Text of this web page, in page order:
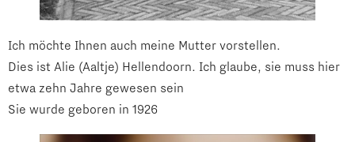
Ich möchte Ihnen auch meine Mutter vorstellen.
Dies ist Alie (Aaltje) Hellendoorn. Ich glaube, sie muss hier
etwa zehn Jahre gewesen sein
Sie wurde geboren in 1926